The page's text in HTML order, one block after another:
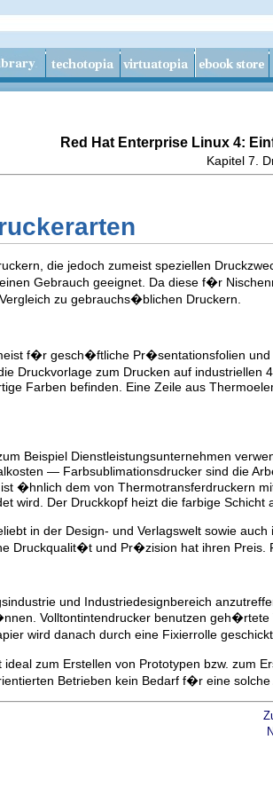
Red Hat Enterprise Linux 4:
Kapitel 7.
die jedoch zumeist speziellen
Gebrauch geeignet. Da diese f�r
zu gebrauchs�blichen Druckern.
f�r gesch�ftliche Pr�sentationsfolien und
Druckvorlage zum Drucken auf industriellen
Farben befinden. Eine Zeile aus
Beispiel Dienstleistungsunternehmen
— Farbsublimationsdrucker sind die
�hnlich dem von Thermotransferdruckern
wird. Der Druckkopf heizt die farbige
in der Design- und Verlagswelt sowie
Druckqualit�t und Pr�zision hat ihren
und Industriedesignbereich
Volltontintendrucker benutzen
wird danach durch eine Fixierrolle
ideal zum Erstellen von Prototypen bzw.
Betrieben kein Bedarf f�r eine solche